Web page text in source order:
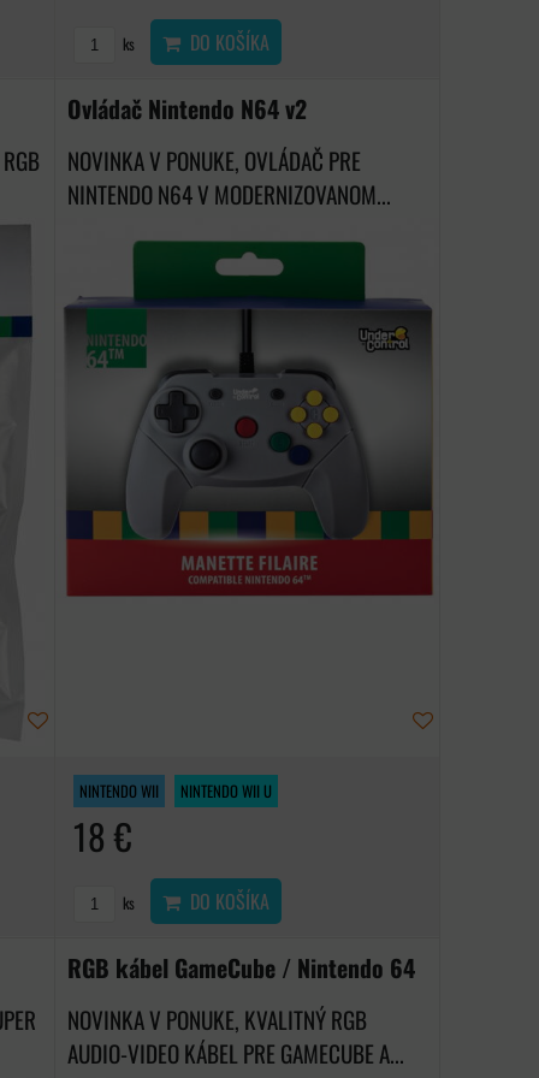
ks DO KOŠÍKA
Ovládač Nintendo N64 v2
NOVINKA V PONUKE, OVLÁDAČ PRE
NINTENDO N64 V MODERNIZOVANOM...
NINTENDO WII NINTENDO WII U
18 €
ks DO KOŠÍKA
RGB kábel GameCube / Nintendo 64
NOVINKA V PONUKE, KVALITNÝ RGB
AUDIO-VIDEO KÁBEL PRE GAMECUBE A...